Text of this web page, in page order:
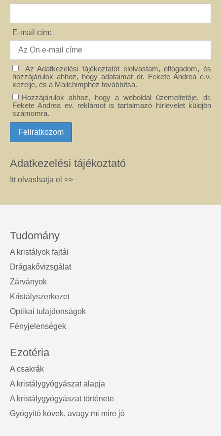
E-mail cím:
Az Adatkezelési tájékoztatót elolvastam, elfogadom, és
hozzájárulok ahhoz, hogy adataimat dr. Fekete Andrea e.v.
kezelje, és a Mailchimphez továbbítsa.
Hozzájárulok ahhoz, hogy a weboldal üzemeltetője, dr.
Fekete Andrea ev. reklámot is tartalmazó hírlevelet küldjön
számomra.
Adatkezelési tájékoztató
Itt olvashatja el >>
Tudomány
A kristályok fajtái
Drágakővizsgálat
Zárványok
Kristályszerkezet
Optikai tulajdonságok
Fényjelenségek
Ezotéria
A csakrák
A kristálygyógyászat alapja
A kristálygyógyászat története
Gyógyító kövek, avagy mi mire jó